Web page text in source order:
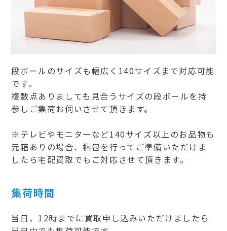
段ボールのサイズも幅広く140サイズまで対応可能
です。
複数点ありましても見合うサイズの段ボールを持
参しご集荷お伺いさせて頂きます。
※テレビやモニターなど140サイズ以上のお品物も
元箱ありの場合、梱包を行ってご準備いただけま
したら宅配買取でもご対応させて頂きます。
集荷時間
当日、12時までに買取申し込みいただけましたら